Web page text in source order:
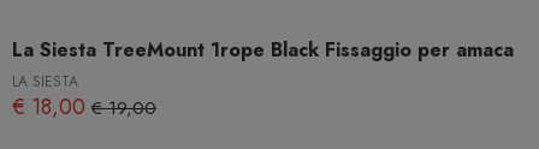
La Siesta TreeMount 1rope Black Fissaggio per amaca
LA SIESTA
€ 18,00 € 19,00